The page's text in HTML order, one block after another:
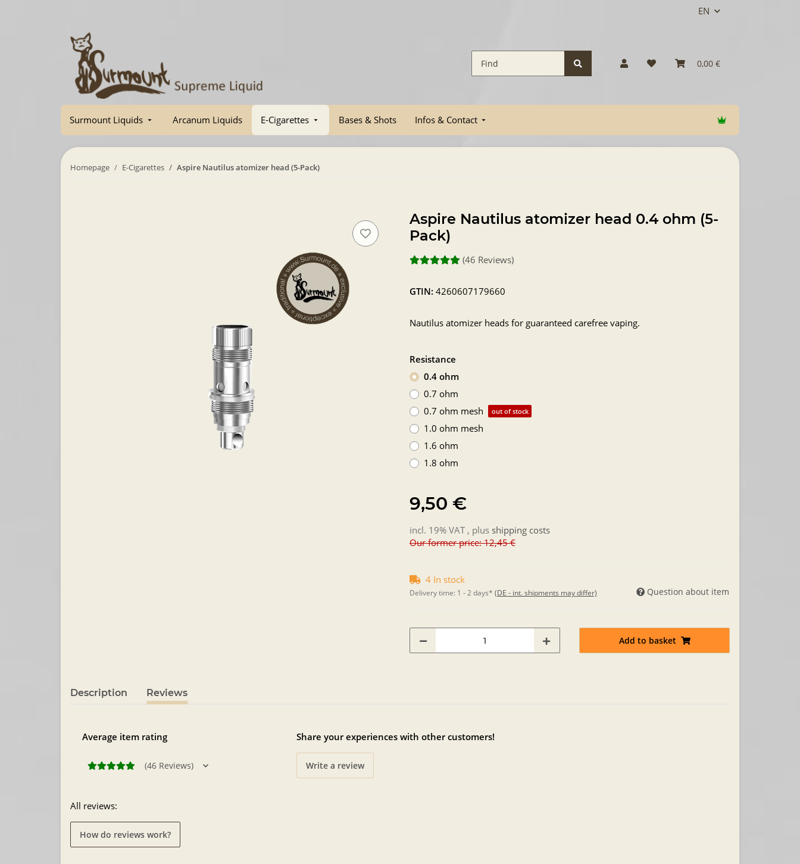
EN
0,00 €
Surmount Liquids Arcanum Liquids E-Cigarettes Bases & Shots Infos & Contact
Homepage E-Cigarettes Aspire Nautilus atomizer head (5-Pack)
Aspire Nautilus atomizer head 0.4 ohm (5-
Pack)
(46 Reviews)
GTIN: 4260607179660
Nautilus atomizer heads for guaranteed carefree vaping.
Resistance
0.4 ohm
0.7 ohm
0.7 ohm mesh
out of stock
1.0 ohm mesh
1.6 ohm
1.8 ohm
9,50 €
incl. 19% VAT , plus shipping costs
Our former price: 12,45 €
4 In stock
Delivery time: 1 - 2 days* (DE - int. shipments may differ) Question about item
Add to basket
Description Reviews
Average item rating
(46 Reviews)
Share your experiences with other customers!
Write a review
All reviews:
How do reviews work?